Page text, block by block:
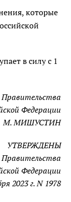
которые
в силу с 1
Правительства
Федерации
М. МИШУСТИН
УТВЕРЖДЕНЫ
Федерации
2023 г. N 1978